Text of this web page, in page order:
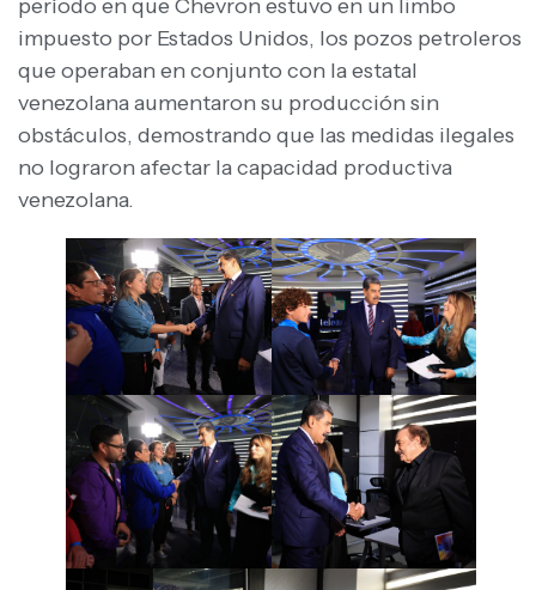
período en que Chevron estuvo en un limbo
impuesto por Estados Unidos, los pozos petroleros
que operaban en conjunto con la estatal
venezolana aumentaron su producción sin
obstáculos, demostrando que las medidas ilegales
no lograron afectar la capacidad productiva
venezolana.